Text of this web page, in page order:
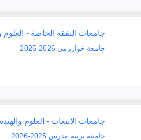
جامعات النفقه الخاصة - العلوم
جامعة خوارزمي 2026-2025
جامعات الابتعاث - العلوم
جامعة تربيه مدرس 2025-2026